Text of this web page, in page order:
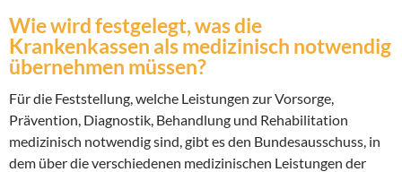
Wie wird festgelegt, was die
Krankenkassen als medizinisch notwendig
übernehmen müssen?
Für die Feststellung, welche Leistungen zur Vorsorge,
Prävention, Diagnostik, Behandlung und Rehabilitation
medizinisch notwendig sind, gibt es den Bundesausschuss, in
dem über die verschiedenen medizinischen Leistungen der